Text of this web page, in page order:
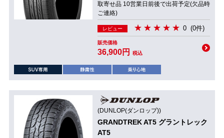
取寄せ品 10営業日前後で出荷予定(欠品時
ご連絡)
レビュー 0 (0件)
販売価格
36,900円 税込
(DUNLOP(ダンロップ))
GRANDTREK AT5 グラントレック
AT5